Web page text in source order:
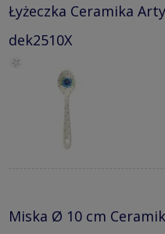
Łyżeczka Ceramika
dek2510X
Miska Ø 10 cm